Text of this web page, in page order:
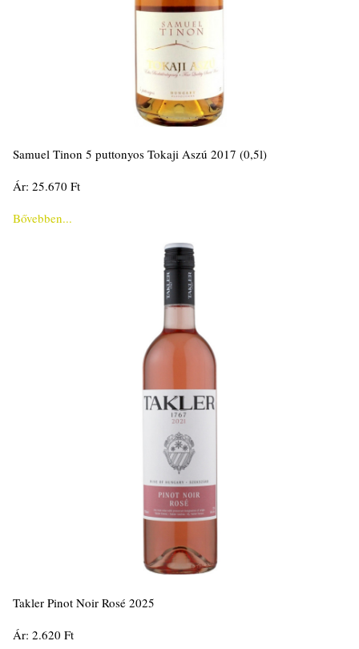
Samuel Tinon 5 puttonyos Tokaji Aszú 2017 (0,5l)
Ár: 25.670 Ft
Bővebben...
Takler Pinot Noir Rosé 2025
Ár: 2.620 Ft